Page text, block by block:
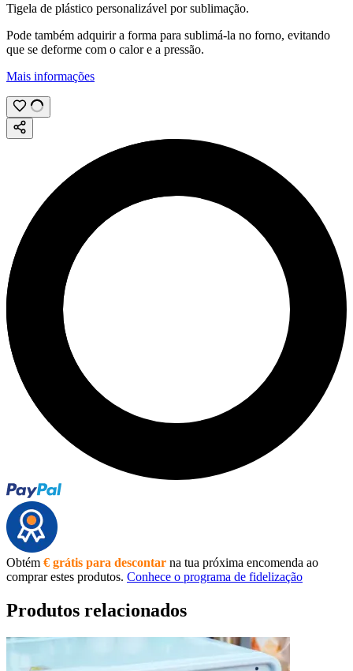
Tigela de plástico personalizável porsublimação.
Pode também adquirir a forma para sublimá-la no forno, evitando
que se deforme com o calor e a pressão.
Mais informações
Obtém € grátis para descontar na tua próxima encomenda ao
comprar estes produtos. Conhece o programa de fidelização
Produtos relacionados